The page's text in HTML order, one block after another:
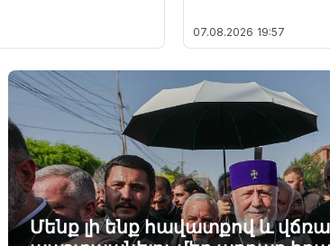
07.08.2026 19:57
Մենք լի ենք հավատքով և